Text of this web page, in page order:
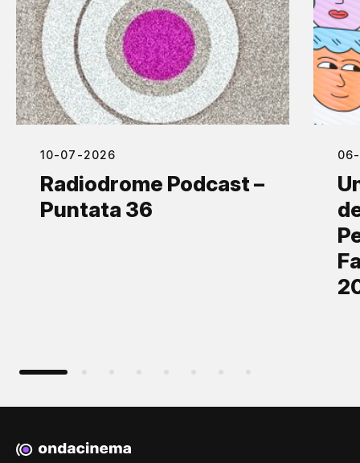
10-07-2026
Radiodrome Podcast –
Puntata 36